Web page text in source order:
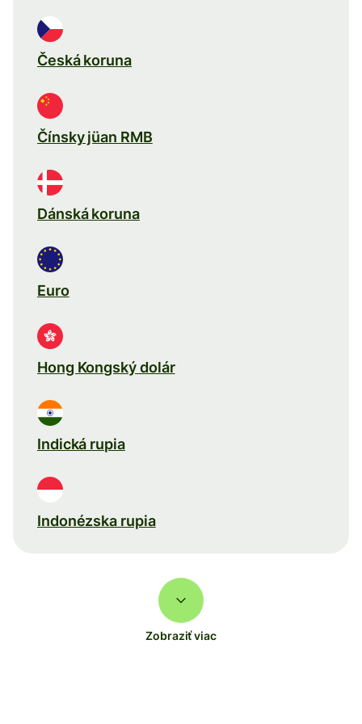
Česká koruna
Čínsky jüan RMB
Dánská koruna
Euro
Hong Kongský dolár
Indická rupia
Indonézska rupia
Zobraziť viac